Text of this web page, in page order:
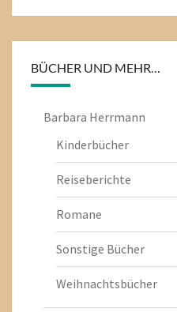
BÜCHER UND MEHR…
Barbara Herrmann
Kinderbücher
Reiseberichte
Romane
Sonstige Bücher
Weihnachtsbücher